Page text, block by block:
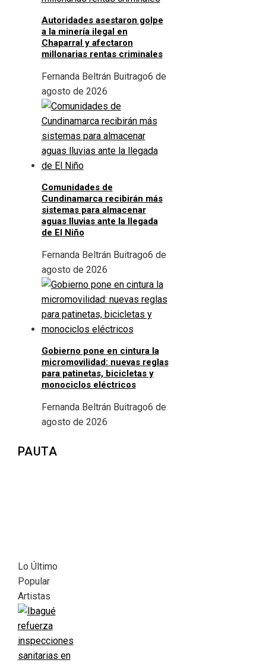
Autoridades asestaron golpe
a la minería ilegal en
Chaparral y afectaron
millonarias rentas criminales
Fernanda Beltrán Buitrago6 de
agosto de 2026
Comunidades de
Cundinamarca recibirán más
sistemas para almacenar
aguas lluvias ante la llegada
de El Niño
Fernanda Beltrán Buitrago6 de
agosto de 2026
Gobierno pone en cintura la
micromovilidad: nuevas reglas
para patinetas, bicicletas y
monociclos eléctricos
Fernanda Beltrán Buitrago6 de
agosto de 2026
PAUTA
Lo Último
Popular
Artistas